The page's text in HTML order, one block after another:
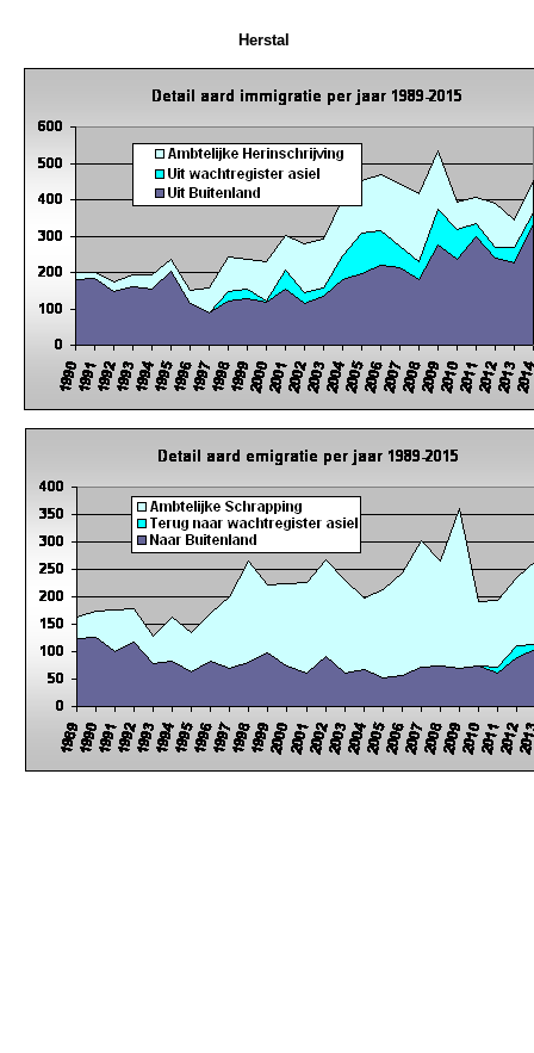
Herstal